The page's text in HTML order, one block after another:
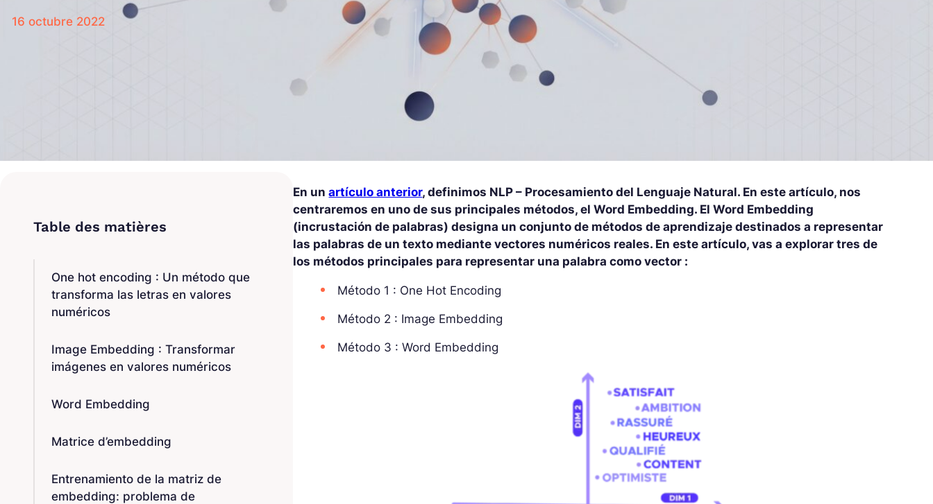
16 octubre 2022
One hot encoding : Un método que
transforma las letras en valores
numéricos
Image Embedding : Transformar
imágenes en valores numéricos
Word Embedding
Matrice d’embedding
Entrenamiento de la matriz de
embedding: problema de
En unartículo anterior, definimos NLP – Procesamiento del Lenguaje Natural. En este artículo, nos
centraremos en uno de sus principales métodos, el Word Embedding. El Word Embedding
(incrustación de palabras) designa un conjunto de métodos de aprendizaje destinados a representar
las palabras de un texto mediante vectores numéricos reales. En este artículo, vas a explorar tres de
los métodos principales para representar una palabra como vector :
Método 1 : One Hot Encoding
Método 2 : Image Embedding
Método 3 : Word Embedding